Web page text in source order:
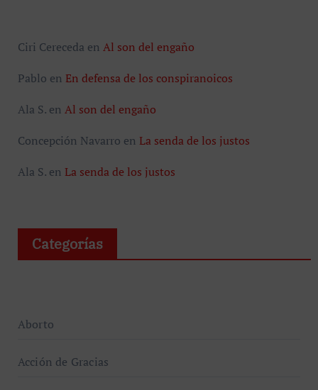
Ciri Cereceda en Al son del engaño
Pablo en En defensa de los conspiranoicos
Ala S.en Al son del engaño
Concepción Navarro en La senda de los justos
Ala S.en La senda de los justos
Categorías
Aborto
Acción de Gracias